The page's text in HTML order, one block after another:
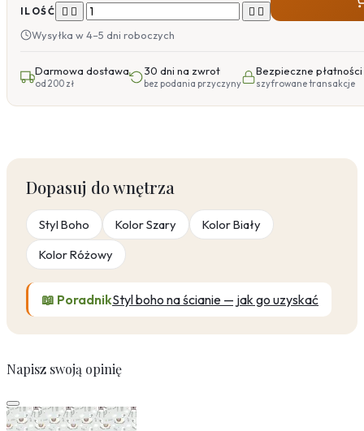
ILOŚĆ    
Wysyłka w 4–5 dni roboczych
Darmowa dostawa
od 200 zł
30 dni na zwrot
bez podania przyczyny
Bezpieczne płatności
szyfrowane transakcje
Dopasuj do wnętrza
Styl Boho Kolor Szary
Kolor Biały
Kolor Różowy
📖 PoradnikStyl boho na ścianie — jak go uzyskać
Napisz swoją opinię